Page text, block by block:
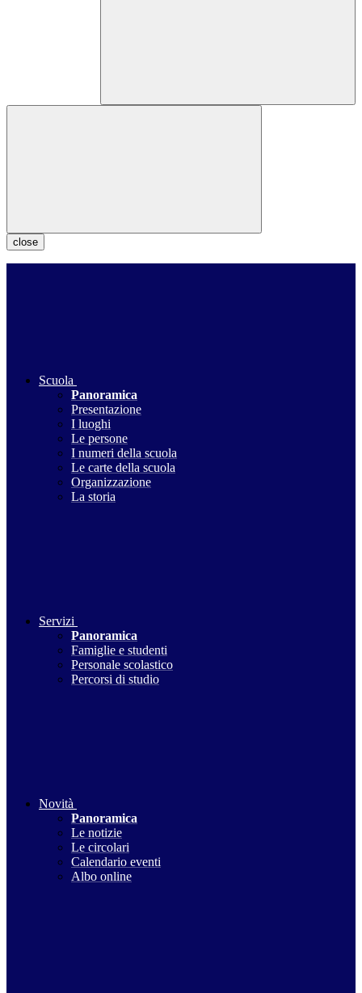
close
Scuola
Panoramica
Presentazione
I luoghi
Le persone
I numeri della scuola
Le carte della scuola
Organizzazione
La storia
Servizi
Panoramica
Famiglie e studenti
Personale scolastico
Percorsi di studio
Novità
Panoramica
Le notizie
Le circolari
Calendario eventi
Albo online